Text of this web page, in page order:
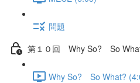
問題
第１０回 Why So? So
Why So? So What?